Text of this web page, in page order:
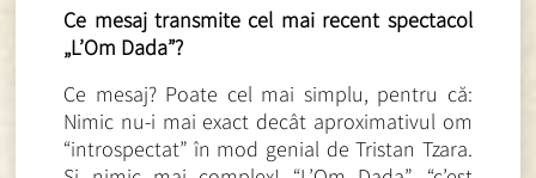
Ce mesaj transmite cel mai recent spectacol
„L’Om Dada”?
Ce mesaj? Poate cel mai simplu, pentru că:
Nimic nu-i mai exact decât aproximativul om
“introspectat” în mod genial de Tristan Tzara.